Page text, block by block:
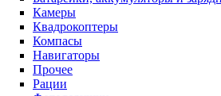
Камеры
Квадрокоптеры
Компасы
Навигаторы
Прочее
Рации